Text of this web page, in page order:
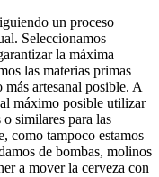
un proceso
Seleccionamos
la máxima
las materias primas
artesanal posible. A
máximo posible utilizar
similares para las
como tampoco estamos
de bombas, molinos
a mover la cerveza con